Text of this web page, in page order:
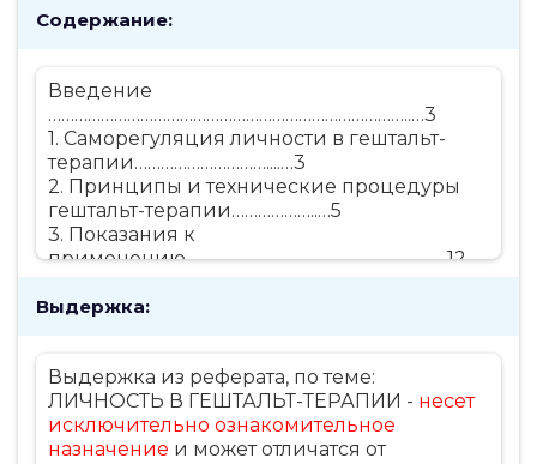
Содержание:
Введение
………………………………………………………………………..…3
1. Саморегуляция личности в гештальт-
терапии…………………………....…3
2. Принципы и технические процедуры
гештальт-терапии………………..…5
3. Показания к
применению……………………………………………….…..12
…..14
15
Выдержка:
Выдержка из реферата, по теме:
ЛИЧНОСТЬ В ГЕШТАЛЬТ-ТЕРАПИИ - несет
исключительно ознакомительное
назначение и может отличатся от